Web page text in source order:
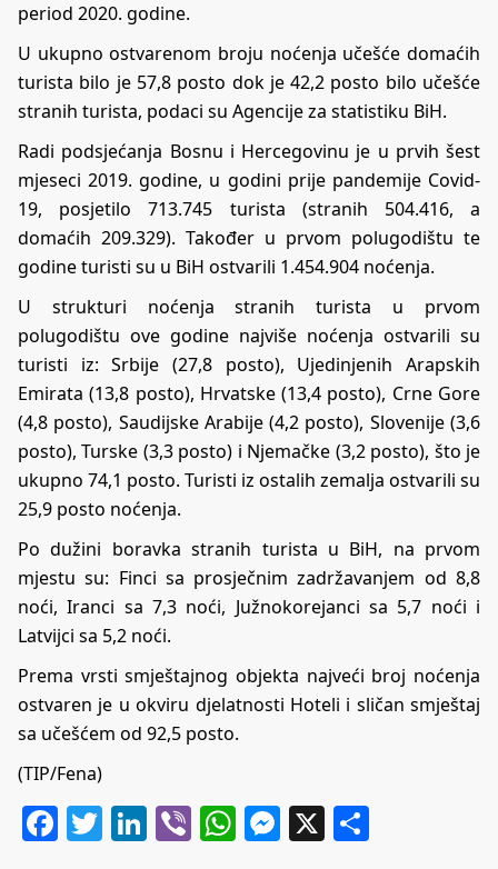
period 2020. godine.
U ukupno ostvarenom broju noćenja učešće domaćih
turista bilo je 57,8 posto dok je 42,2 posto bilo učešće
stranih turista, podaci su Agencije za statistiku BiH.
Radi podsjećanja Bosnu i Hercegovinu je u prvih šest
mjeseci 2019. godine, u godini prije pandemije Covid-
19, posjetilo 713.745 turista (stranih 504.416, a
domaćih 209.329). Također u prvom polugodištu te
godine turisti su u BiH ostvarili 1.454.904 noćenja.
U strukturi noćenja stranih turista u prvom
polugodištu ove godine najviše noćenja ostvarili su
turisti iz: Srbije (27,8 posto), Ujedinjenih Arapskih
Emirata (13,8 posto), Hrvatske (13,4 posto), Crne Gore
(4,8 posto), Saudijske Arabije (4,2 posto), Slovenije (3,6
posto), Turske (3,3 posto) i Njemačke (3,2 posto), što je
ukupno 74,1 posto. Turisti iz ostalih zemalja ostvarili su
25,9 posto noćenja.
Po dužini boravka stranih turista u BiH, na prvom
mjestu su: Finci sa prosječnim zadržavanjem od 8,8
noći, Iranci sa 7,3 noći, Južnokorejanci sa 5,7 noći i
Latvijci sa 5,2 noći.
Prema vrsti smještajnog objekta najveći broj noćenja
ostvaren je u okviru djelatnosti Hoteli i sličan smještaj
sa učešćem od 92,5 posto.
(TIP/Fena)
Facebook
Twitter
LinkedIn
ViberWhatsApp
Messenger
X